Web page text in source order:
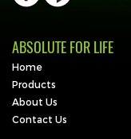
ABSOLUTE FOR LIFE
Home
Products
About Us
Contact Us